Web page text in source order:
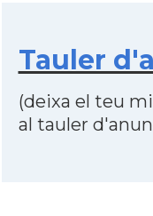
Tauler
(deixa el teu
al tauler